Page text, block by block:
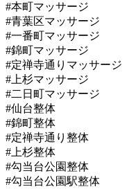
#本町マッサージ
#青葉区マッサージ
#一番町マッサージ
#錦町マッサージ
#定禅寺通りマッサージ
#上杉マッサージ
#二日町マッサージ
#仙台整体
#錦町整体
#定禅寺通り整体
#上杉整体
#勾当台公園整体
#勾当台公園駅整体